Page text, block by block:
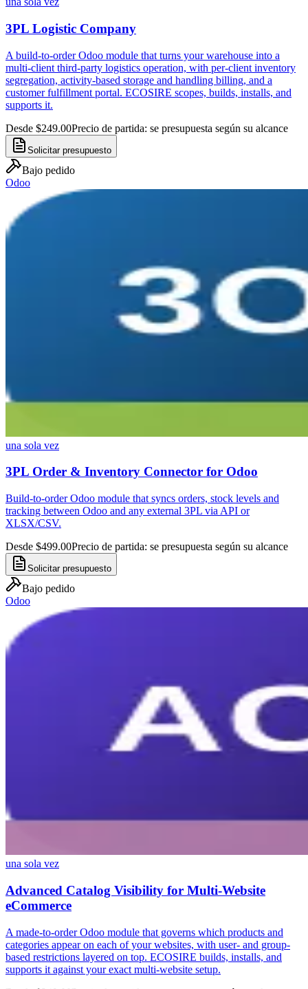
3PL Logistic Company
A build-to-order Odoo module that turns your warehouse into a
multi-client third-party logistics operation, with per-client inventory
segregation, activity-based storage and handling billing, and a
customer fulfillment portal. ECOSIRE scopes, builds, installs, and
supports it.
Desde $249.00Precio de partida: se presupuesta según su alcance
Solicitar presupuesto
Bajo pedido
Odoo
una sola vez
3PL Order & Inventory Connector for Odoo
Build-to-order Odoo module that syncs orders, stock levels and
tracking between Odoo and any external 3PL via API or
XLSX/CSV.
Desde $499.00Precio de partida: se presupuesta según su alcance
Solicitar presupuesto
Bajo pedido
Odoo
una sola vez
Advanced Catalog Visibility for Multi-Website
eCommerce
A made-to-order Odoo module that governs which products and
categories appear on each of your websites, with user- and group-
based restrictions layered on top. ECOSIRE builds, installs, and
supports it against your exact multi-website setup.